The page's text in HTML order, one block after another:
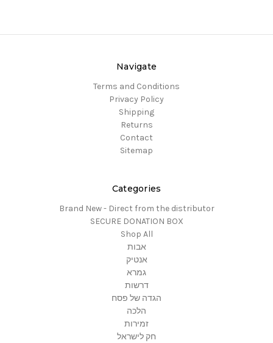
Navigate
Terms and Conditions
Privacy Policy
Shipping
Returns
Contact
Sitemap
Categories
Brand New - Direct from the distributor
SECURE DONATION BOX
Shop All
אבות
אנטיק
גמרא
דרשות
הגדה של פסח
הלכה
זמירות
חק לישראל